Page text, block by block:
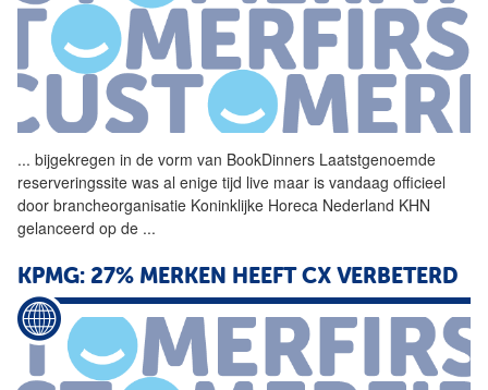
... bijgekregen in de vorm van BookDinners Laatstgenoemde
reserveringssite was al enige tijd live maar is vandaag officieel
door brancheorganisatie Koninklijke Horeca Nederland KHN
gelanceerd op de ...
KPMG: 27% MERKEN HEEFT CX VERBETERD